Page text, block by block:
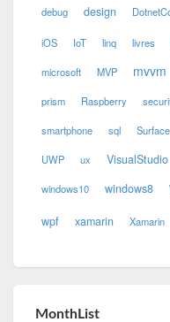
debug design
iOS IoT linq livres
microsoft MVP mvvm
prism Raspberry
smartphone sql Surface
UWP ux VisualStudio
windows10 windows8
wpf xamarin Xamarin
MonthList